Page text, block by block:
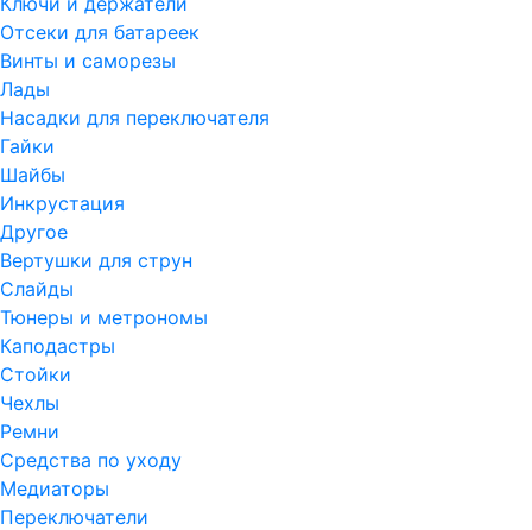
Отсеки для батареек
Винты и саморезы
Лады
Насадки для переключателя
Гайки
Шайбы
Инкрустация
Другое
Вертушки для струн
Слайды
Тюнеры и метрономы
Каподастры
Стойки
Чехлы
Ремни
Средства по уходу
Медиаторы
Переключатели